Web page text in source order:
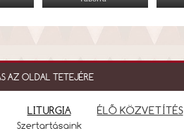
AZ OLDAL TETEJÉRE
LITURGIA
Szertartásaink
ÉLŐ KÖZVETÍTÉS